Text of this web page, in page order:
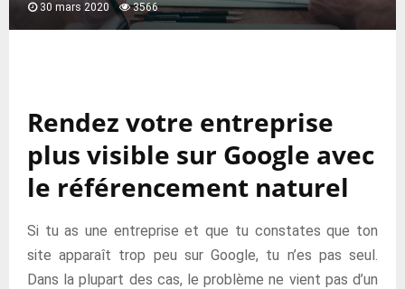
30 mars 2020 3566
Rendez votre entreprise
plus visible sur Google avec
le référencement naturel
Si tu as une entreprise et que tu constates que ton
site apparaît trop peu sur Google, tu n’es pas seul.
Dans la plupart des cas, le problème ne vient pas d’un